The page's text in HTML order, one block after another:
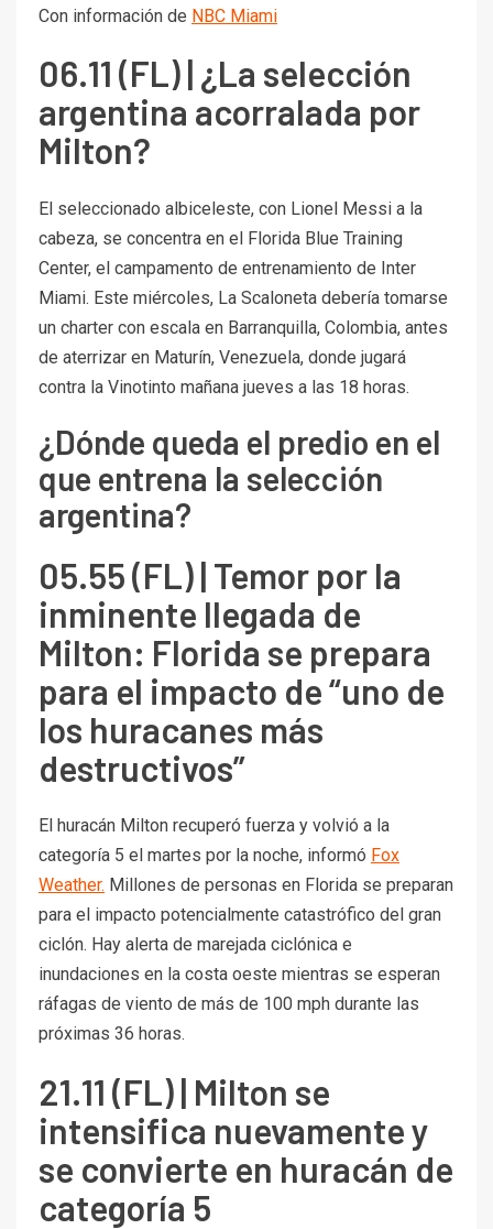
Con información de NBC Miami
06.11 (FL) | ¿La selección
argentina acorralada por
Milton?
El seleccionado albiceleste, con Lionel Messi a la
cabeza, se concentra en el Florida Blue Training
Center, el campamento de entrenamiento de Inter
Miami. Este miércoles, La Scaloneta debería tomarse
un charter con escala en Barranquilla, Colombia, antes
de aterrizar en Maturín, Venezuela, donde jugará
contra la Vinotinto mañana jueves a las 18 horas.
¿Dónde queda el predio en el
que entrena la selección
argentina?
05.55 (FL) | Temor por la
inminente llegada de
Milton: Florida se prepara
para el impacto de “uno de
los huracanes más
destructivos”
El huracán Milton recuperó fuerza y volvió a la
categoría 5 el martes por la noche, informó Fox
Weather. Millones de personas en Florida se preparan
para el impacto potencialmente catastrófico del gran
ciclón. Hay alerta de marejada ciclónica e
inundaciones en la costa oeste mientras se esperan
ráfagas de viento de más de 100 mph durante las
próximas 36 horas.
21.11 (FL) | Milton se
intensifica nuevamente y
se convierte en huracán de
categoría 5